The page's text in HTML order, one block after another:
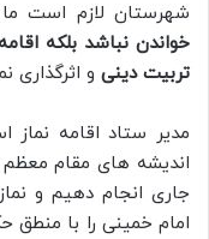
شهرستان لازم است ما
خواندن نباشد بلکه
تربیت دینی و اثرگذاری
مدیر ستاد اقامه نماز
اندیشه های مقام
جاری انجام دهیم و
امام خمینی را با منطق